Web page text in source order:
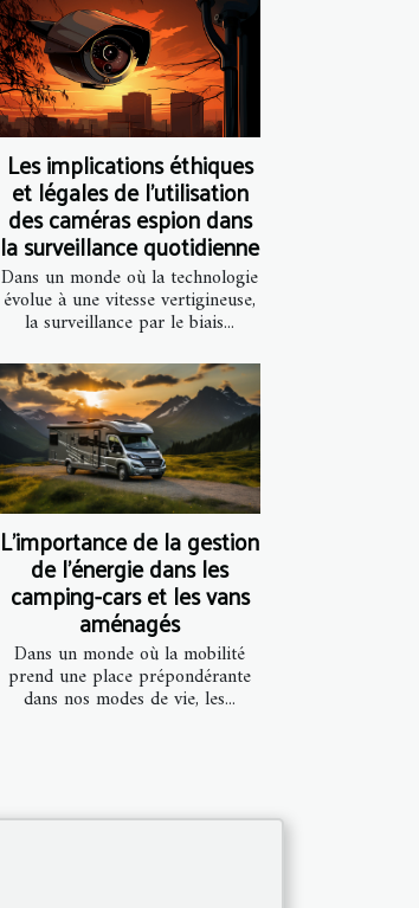
Les implications éthiques
et légales de l'utilisation
des caméras espion dans
la surveillance quotidienne
Dans un monde où la technologie
évolue à une vitesse vertigineuse,
la surveillance par le biais...
L'importance de la gestion
de l'énergie dans les
camping-cars et les vans
aménagés
Dans un monde où la mobilité
prend une place prépondérante
dans nos modes de vie, les...